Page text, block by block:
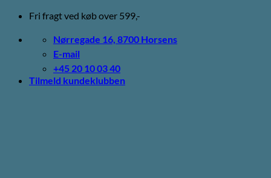
Fortsæt
indhold
Fri fragt ved køb over 599,-
Nørregade 16, 8700 Horsens
E-mail
+45 20 10 03 40
Tilmeld kundeklubben